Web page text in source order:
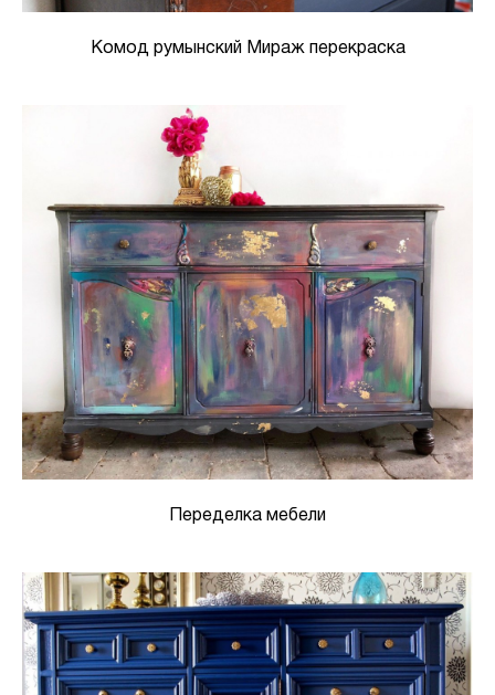
Комод румынский Мираж перекраска
Переделка мебели